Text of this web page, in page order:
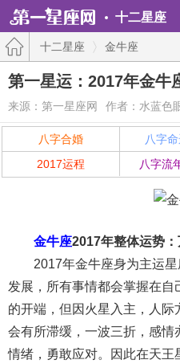
十二星座
十二星座 金牛座
第一星运：2017年金牛
来源：第一星座网 作者：水蓝色
八字合婚 八字
2017运程
八字流
金牛座2017年整体运势
2017年金牛座身为主运星
发展，所有事情都会掌握在
的开端，但因火星入主，人
会有所滞缓，一波三折，感情
情绪，勇敢应对。因此在天